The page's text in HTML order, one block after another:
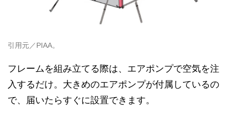
引用元／PIAA。
フレームを組み立てる際は、エアポンプで空気を注
入するだけ。大きめのエアポンプが付属しているの
で、届いたらすぐに設置できます。